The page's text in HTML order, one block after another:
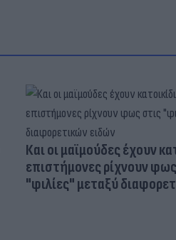
Και οι μαϊμούδες έχουν
επιστήμονες ρίχνουν
"φιλίες" μεταξύ